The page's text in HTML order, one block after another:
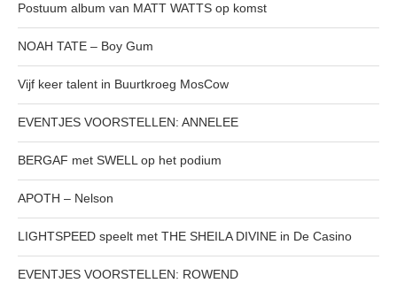
Postuum album van MATT WATTS op komst
NOAH TATE – Boy Gum
Vijf keer talent in Buurtkroeg MosCow
EVENTJES VOORSTELLEN: ANNELEE
BERGAF met SWELL op het podium
APOTH – Nelson
LIGHTSPEED speelt met THE SHEILA DIVINE in De Casino
EVENTJES VOORSTELLEN: ROWEND